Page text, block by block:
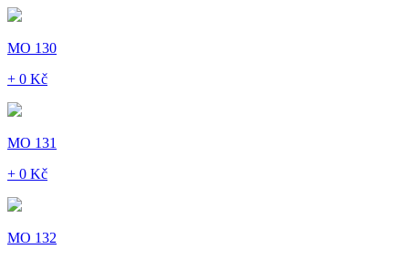
MO 130
+ 0 Kč
MO 131
+ 0 Kč
MO 132